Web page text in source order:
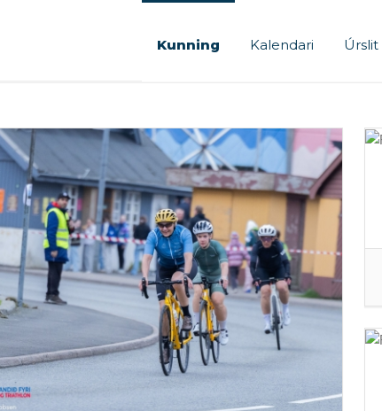
Kunning Kalendari Úrslit